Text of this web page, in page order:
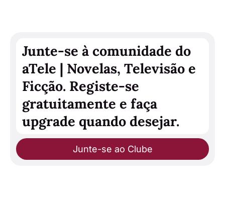
Junte-se à comunidade do
aTele | Novelas, Televisão e
Ficção. Registe-se
gratuitamente e faça
upgrade quando desejar.
Junte-se ao Clube